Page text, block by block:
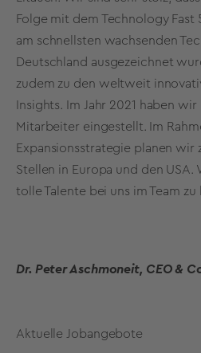
Folge mit dem Technology Fast
am schnellsten wachsenden
Deutschland ausgezeichnet
zudem zu den weltweit
Insights. Im Jahr 2021 haben
Mitarbeiter eingestellt. Im
Expansionsstrategie planen wir
Stellen in Europa und den
tolle Talente bei uns im Team zu
Dr. Peter Aschmoneit, CEO &
Aktuelle Jobangebote